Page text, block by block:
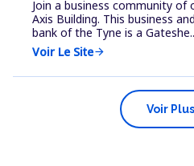
Join a business community of
Axis Building. This business
bank of the Tyne is a
Voir Le Sitearrow_forward
Voir Plus